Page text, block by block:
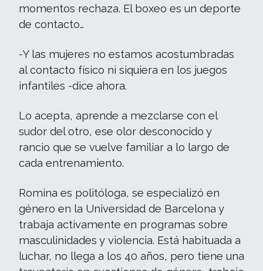
momentos rechaza. El boxeo es un deporte
de contacto…
-Y las mujeres no estamos acostumbradas
al contacto físico ni siquiera en los juegos
infantiles -dice ahora.
Lo acepta, aprende a mezclarse con el
sudor del otro, ese olor desconocido y
rancio que se vuelve familiar a lo largo de
cada entrenamiento.
Romina es politóloga, se especializó en
género en la Universidad de Barcelona y
trabaja activamente en programas sobre
masculinidades y violencia. Está habituada a
luchar, no llega a los 40 años, pero tiene una